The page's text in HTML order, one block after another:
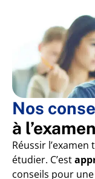
Nos
à
Réussir
étudier. C’est
conseils pour une